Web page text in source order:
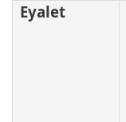
Eyalet